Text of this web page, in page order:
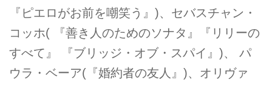
『ピエロがお前を嘲笑う』)、セバスチャン・
コッホ( 『善き人のためのソナタ』『リリーの
すべて』 『ブリッジ・オブ・スパイ』)、 パ
ウラ・ベーア(『婚約者の友人』)、オリヴァ